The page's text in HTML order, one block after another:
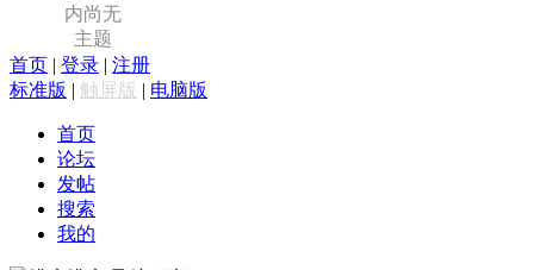
内尚无
主题
首页 | 登录 | 注册
标准版 | 触屏版 | 电脑版
首页
论坛
发帖
搜索
我的